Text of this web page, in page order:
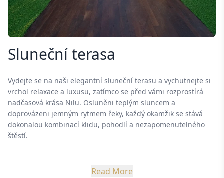
Sluneční terasa
Vydejte se na naši elegantní sluneční terasu a vychutnejte si
vrchol relaxace a luxusu, zatímco se před vámi rozprostírá
nadčasová krása Nilu. Osluněni teplým sluncem a
doprovázeni jemným rytmem řeky, každý okamžik se stává
dokonalou kombinací klidu, pohodlí a nezapomenutelného
štěstí.
Read More